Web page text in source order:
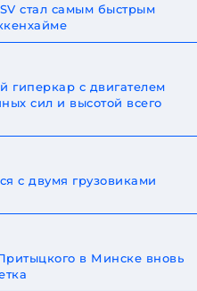
стал самым быстрым
с двигателем
сил и высотой всего
с двумя грузовиками
в Минске вновь